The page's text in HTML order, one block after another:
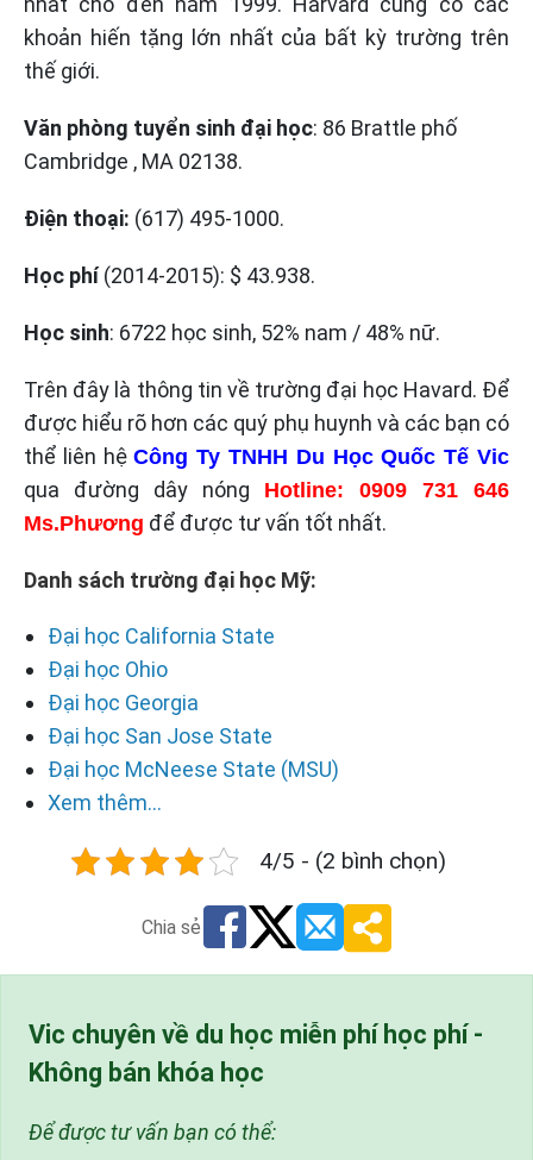
khoản hiến tặng lớn nhất của bất kỳ trường trên
thế giới.
Văn phòng tuyển sinh đại học: 86 Brattle phố
Cambridge , MA 02138.
Điện thoại: (617) 495-1000.
Học phí(2014-2015): $ 43.938.
Học sinh: 6722 học sinh, 52% nam / 48% nữ.
Trên đây là thông tin về trường đại học Havard. Để
được hiểu rõ hơn các quý phụ huynh và các bạn có
thể liên hệCông Ty TNHH Du Học Quốc Tế Vic
qua đường dây nóng Hotline: 0909 731 646
Ms.Phương để được tư vấn tốt nhất.
Danh sách trường đại học Mỹ:
Đại học California State
Đại học Ohio
Đại học Georgia
Đại học San Jose State
Đại học McNeese State (MSU)
Xem thêm...
4/5 - (2 bình chọn)
Chia sẻ
Vic chuyên về du học miễn phí học phí -
Không bán khóa học
Để được tư vấn bạn có thể: